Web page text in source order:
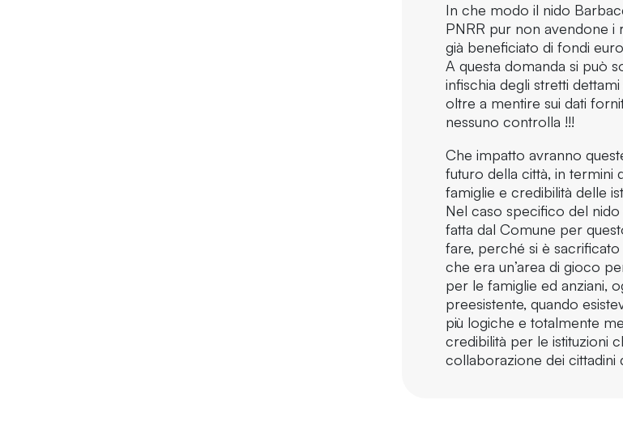
In che modo il nido
PNRR pur non avendone i
già beneficiato di fondi
A questa domanda si può
infischia degli stretti
oltre a mentire sui dati
nessuno controlla !!!
Che impatto avranno
futuro della città, in termini
famiglie e credibilità delle
Nel caso specifico del
fatta dal Comune per
fare, perché si è
che era un’area di gioco
per le famiglie ed anziani,
preesistente, quando
più logiche e totalmente
credibilità per le istituzioni
collaborazione dei cittadini